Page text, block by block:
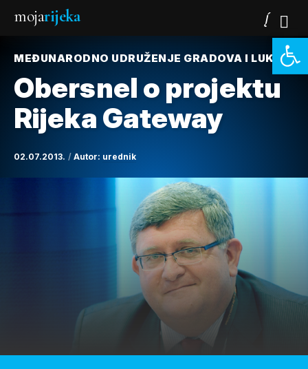
mojarijeka
MEĐUNARODNO UDRUŽENJE GRADOVA I LUKA
Obersnel o projektu
Rijeka Gateway
02.07.2013. Autor: urednik